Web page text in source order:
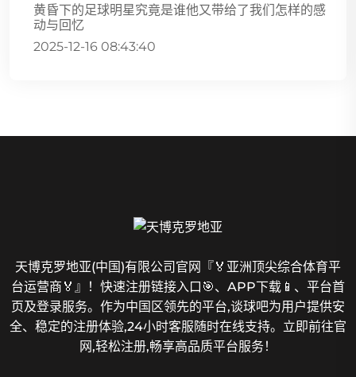
黄昏下的足球明星究竟是谁他又带给了我们怎样的感
动与回忆
2025-12-16 08:43:40
天博克罗地亚(中国)有限公司官网『🏅亚洲顶尖综合体育平
台运营商🏅』！快速注册链接入口🎯、APP下载📱、平台首
页及登录服务。作为中国区领先的平台,谈球吧为用户提供安
全、稳定的注册体验,24小时客服随时在线支持。立即前往官
网,轻松注册,畅享高品质平台服务！